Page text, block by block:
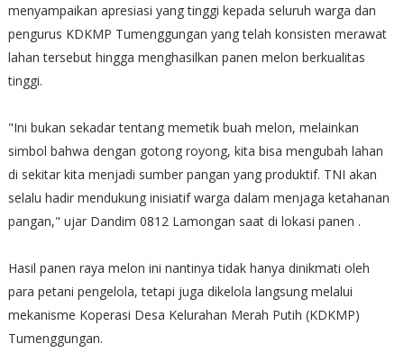
menyampaikan apresiasi yang tinggi kepada seluruh warga dan
pengurus KDKMP Tumenggungan yang telah konsisten merawat
lahan tersebut hingga menghasilkan panen melon berkualitas
tinggi.
​"Ini bukan sekadar tentang memetik buah melon, melainkan
simbol bahwa dengan gotong royong, kita bisa mengubah lahan
di sekitar kita menjadi sumber pangan yang produktif. TNI akan
selalu hadir mendukung inisiatif warga dalam menjaga ketahanan
pangan," ujar Dandim 0812 Lamongan saat di lokasi panen .
​Hasil panen raya melon ini nantinya tidak hanya dinikmati oleh
para petani pengelola, tetapi juga dikelola langsung melalui
mekanisme Koperasi Desa Kelurahan Merah Putih (KDKMP)
Tumenggungan.